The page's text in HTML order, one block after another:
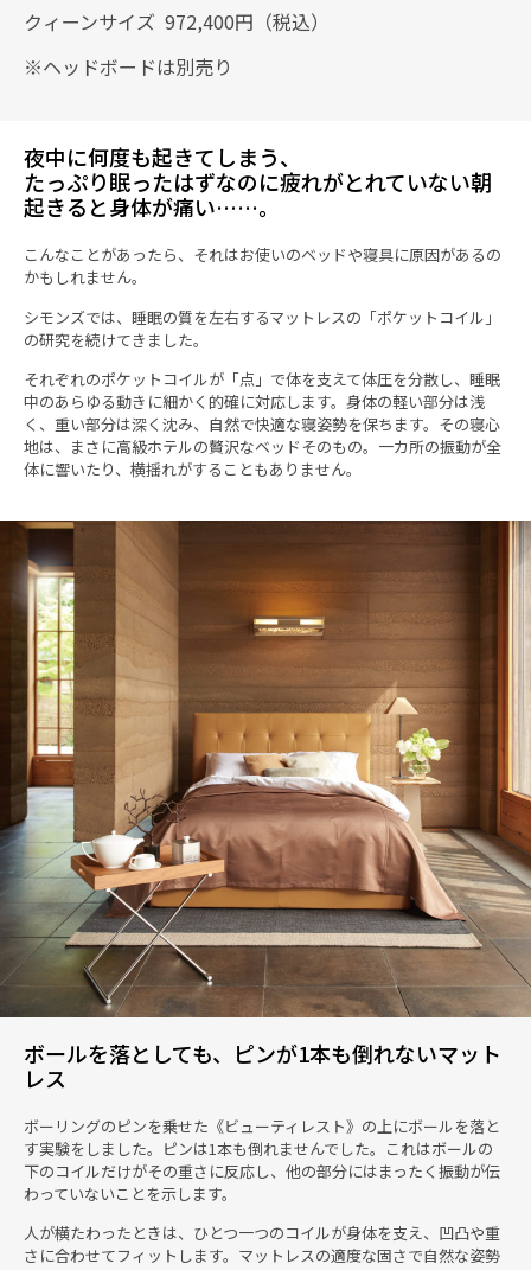
クィーンサイズ 972,400円（税込）
※ヘッドボードは別売り
夜中に何度も起きてしまう、
たっぷり眠ったはずなのに疲れがとれていない朝
起きると身体が痛い……。
こんなことがあったら、それはお使いのベッドや寝具に原因があるの
かもしれません。
シモンズでは、睡眠の質を左右するマットレスの「ポケットコイル」
の研究を続けてきました。
それぞれのポケットコイルが「点」で体を支えて体圧を分散し、睡眠
中のあらゆる動きに細かく的確に対応します。身体の軽い部分は浅
く、重い部分は深く沈み、自然で快適な寝姿勢を保ちます。その寝心
地は、まさに高級ホテルの贅沢なベッドそのもの。一カ所の振動が全
体に響いたり、横揺れがすることもありません。
ボールを落としても、ピンが1本も倒れないマット
レス
ボーリングのピンを乗せた《ビューティレスト》の上にボールを落と
す実験をしました。ピンは1本も倒れませんでした。これはボールの
下のコイルだけがその重さに反応し、他の部分にはまったく振動が伝
わっていないことを示します。
人が横たわったときは、ひとつ一つのコイルが身体を支え、凹凸や重
さに合わせてフィットします。マットレスの適度な固さで自然な姿勢